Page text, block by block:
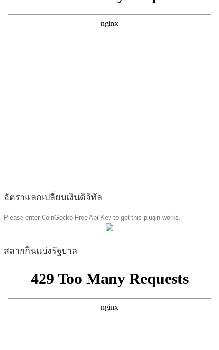
อัตราแลกเปลี่ยนเงินดิจิทัล
Please enter CoinGecko Free Api Key to get this plugin works.
สลากกินแบ่งรัฐบาล